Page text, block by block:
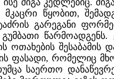
შიგა კედლებიც.
წყობით,
გარეგანი
წარმოადგენს.
ოთახების
ფასადი, რომელიც
საერთო